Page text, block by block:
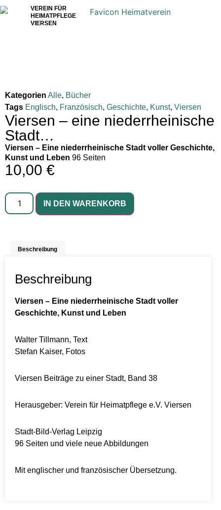
VEREIN FÜR
HEIMATPFLEGE
VIERSEN
Kategorien Alle, Bücher
Tags Englisch, Französisch, Geschichte, Kunst, Viersen
Viersen – eine niederrheinische
Stadt…
Viersen – Eine niederrheinische Stadt voller Geschichte,
Kunst und Leben 96 Seiten
10,00 €
IN DEN WARENKORB
Beschreibung
Beschreibung
Viersen – Eine niederrheinische Stadt voller
Geschichte, Kunst und Leben
Walter Tillmann, Text
Stefan Kaiser, Fotos
Viersen Beiträge zu einer Stadt, Band 38
Herausgeber: Verein für Heimatpflege e.V. Viersen
Stadt-Bild-Verlag Leipzig
96 Seiten und viele neue Abbildungen
Mit englischer und französischer Übersetzung.